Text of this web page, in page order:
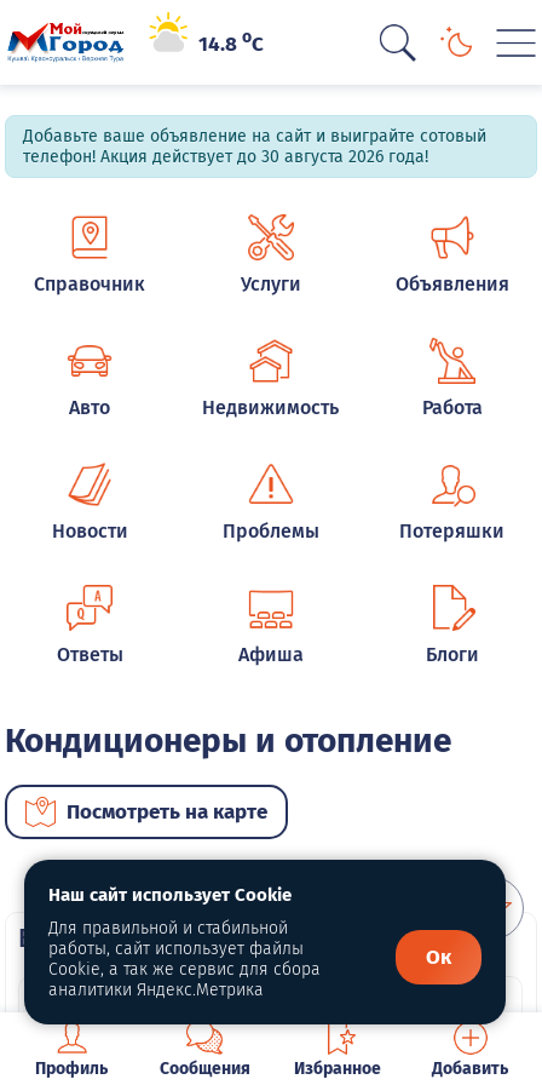
14.8oC
Добавьте ваше объявление на сайт и выиграйте сотовый
телефон! Акция действует до 30 августа 2026 года!
Справочник Услуги Объявления
Авто Недвижимость Работа
Новости Проблемы Потеряшки
Ответы Афиша Блоги
Кондиционеры и отопление
Посмотреть на карте
ВИП услуги
Профиль Сообщения Избранное Добавить
Наш сайт использует Cookie
Для правильной и стабильной
работы, сайт использует файлы
Cookie, а так же сервис для сбора
аналитики Яндекс.Метрика
Ок